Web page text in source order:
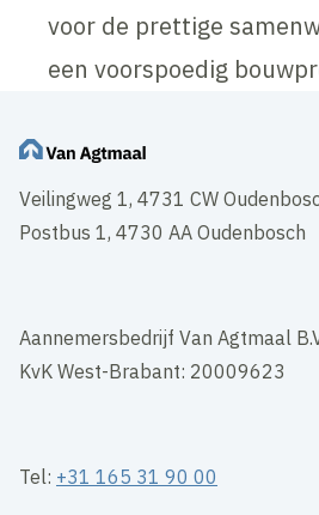
voor de prettige
een voorspoedig
Veilingweg 1, 4731 CW
Postbus 1, 4730 AA Oudenbosch
Aannemersbedrijf Van Agtmaal
KvK West-Brabant: 20009623
Tel: +31 165 31 90 00